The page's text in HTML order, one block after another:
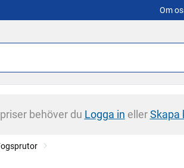
Om
behöver du Logga in ellerSkapa